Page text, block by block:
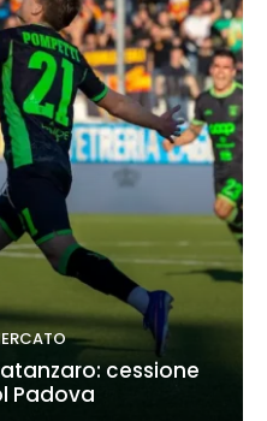
cessione
Padova